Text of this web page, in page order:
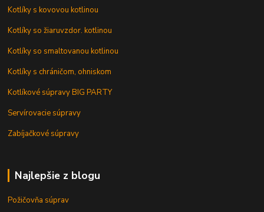
Kotlíky s kovovou kotlinou
Kotlíky so žiaruvzdor. kotlinou
Kotlíky so smaltovanou kotlinou
Kotlíky s chráničom, ohniskom
Kotlíkové súpravy BIG PARTY
Servírovacie súpravy
Zabíjačkové súpravy
Najlepšie z blogu
Požičovňa súprav